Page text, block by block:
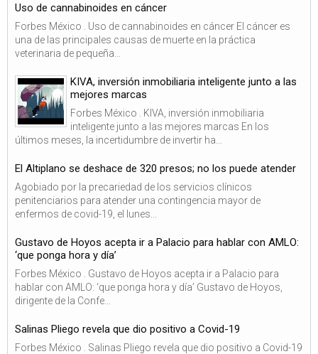
Uso de cannabinoides en cáncer
Forbes México . Uso de cannabinoides en cáncer El cáncer es
una de las principales causas de muerte en la práctica
veterinaria de pequeña...
KIVA, inversión inmobiliaria inteligente junto a las
mejores marcas
Forbes México . KIVA, inversión inmobiliaria
inteligente junto a las mejores marcas En los
últimos meses, la incertidumbre de invertir ha...
El Altiplano se deshace de 320 presos; no los puede atender
Agobiado por la precariedad de los servicios clínicos
penitenciarios para atender una contingencia mayor de
enfermos de covid-19, el lunes...
Gustavo de Hoyos acepta ir a Palacio para hablar con AMLO:
‘que ponga hora y día’
Forbes México . Gustavo de Hoyos acepta ir a Palacio para
hablar con AMLO: ‘que ponga hora y día’ Gustavo de Hoyos,
dirigente de la Confe...
Salinas Pliego revela que dio positivo a Covid-19
Forbes México . Salinas Pliego revela que dio positivo a Covid-19